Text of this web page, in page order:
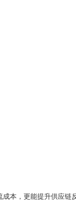
本，更能提升供应链